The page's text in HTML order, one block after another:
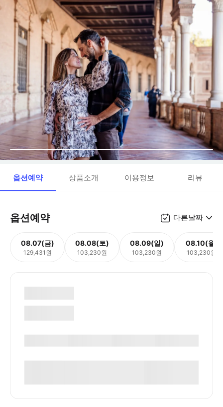
옵션예약 상품소개 이용정보 리뷰
옵션예약 다른날짜
08.07(금)
129,431원
08.08(토)
103,230원
08.09(일)
103,230원
08.10(월)
103,230원